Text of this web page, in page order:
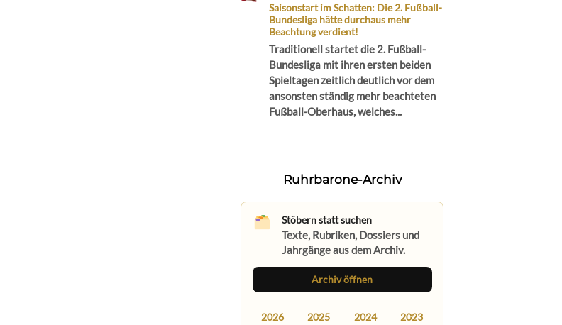
Saisonstart im Schatten: Die 2. Fußball-
Bundesliga hätte durchaus mehr
Beachtung verdient!
Traditionell startet die 2. Fußball-
Bundesliga mit ihren ersten beiden
Spieltagen zeitlich deutlich vor dem
ansonsten ständig mehr beachteten
Fußball-Oberhaus, welches...
Ruhrbarone-Archiv
Stöbern statt suchen
Texte, Rubriken, Dossiers und
Jahrgänge aus dem Archiv.
Archiv öffnen
2026 2025 2024 2023